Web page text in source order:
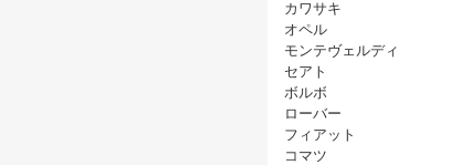
カワサキ
オペル
モンテヴェルディ
セアト
ボルボ
ローバー
フィアット
コマツ